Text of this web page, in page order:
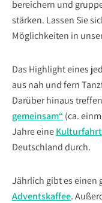
bereichern und
stärken. Lassen Sie
Möglichkeiten in
Das Highlight eines
aus nah und fern
Darüber hinaus
gemeinsam“(ca.
Jahre eineKulturfahrt
Deutschland durch.
Jährlich gibt es einen
Adventskaffee.